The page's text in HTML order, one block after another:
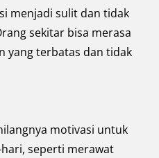
menjadi sulit dan tidak
sekitar bisa merasa
yang terbatas dan tidak
motivasi untuk
seperti merawat